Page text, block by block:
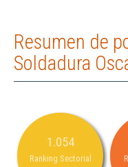
Resumen de
Soldadura
1.054
Ranking Sectorial